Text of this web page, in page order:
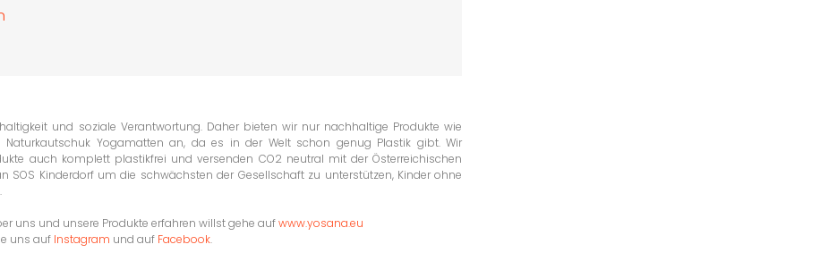
und soziale Verantwortung. Daher bieten wir nur nachhaltige Produkte wie
Naturkautschuk Yogamatten an, da es in der Welt schon genug Plastik gibt. Wir
auch komplett plastikfrei und versenden CO2 neutral mit der Österreichischen
SOS Kinderdorf um die schwächsten der Gesellschaft zu unterstützen, Kinder ohne
uns und unsere Produkte erfahren willst gehe aufwww.yosana.eu
uns auf Instagram und auf Facebook.